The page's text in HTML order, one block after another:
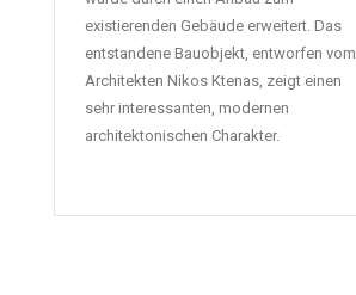
existierenden Gebäude erweitert. Das
entstandene Bauobjekt, entworfen vom
Architekten Nikos Ktenas, zeigt einen
sehr interessanten, modernen
architektonischen Charakter.